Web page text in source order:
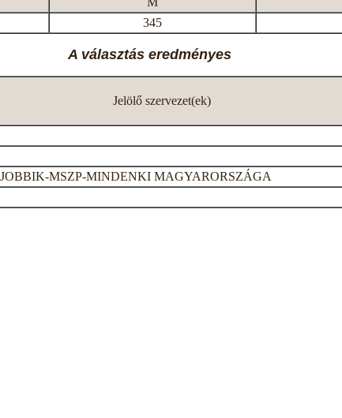
345
A választás eredményes
Jelölő szervezet(ek)
MSZP-MINDENKI MAGYARORSZÁGA